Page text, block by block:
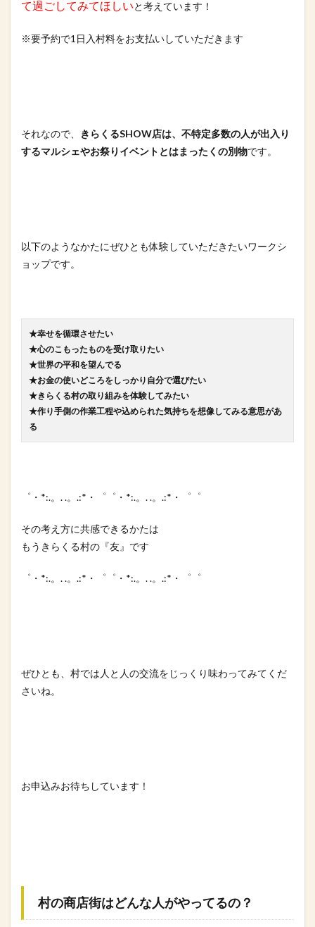
て過ごしてみてほしいと考えています！
※要予約で1日入村料をお支払いしていただきます
それなので、
きらくるSHOW店は、不特定多数の人が出入り
するマルシェやお祭りイベントとはまったくの別物です。
以下のようなかたにぜひとも体験していただきたいワークシ
ョップです。
★幸せを循環させたい
★心のこもったものを受け取りたい
★世界の平和を望んでる
★お金の使いどころをしっかり自分で選びたい
★きらくる村の取り組みを体験してみたい
★作り手側の作業工程や込められた気持ちを想像してみる意思があ
る
゜・*:.。. .。.:*・゜゜・*:.。. .。.:*・゜゜
その考え方に共感できるかたは
もうきらくる村の『友』です
゜・*:.。. .。.:*・゜゜・*:.。. .。.:*・゜゜
ぜひとも、村では人と人の交流をじっくり味わってみてくだ
さいね。
お申込みお待ちしています！
村の商店街はどんな人がやってるの？